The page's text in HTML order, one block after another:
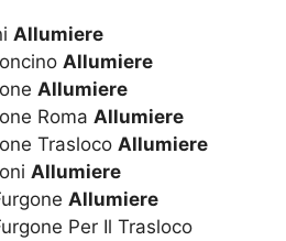
Allumiere
Allumiere
Allumiere
Roma Allumiere
Trasloco Allumiere
Allumiere
Allumiere
Per Il Trasloco